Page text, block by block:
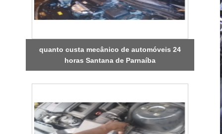
quanto custa mecânico de automóveis 24
horas Santana de Parnaíba